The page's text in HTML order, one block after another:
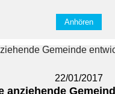
Anhören
22/01/2017
anziehende